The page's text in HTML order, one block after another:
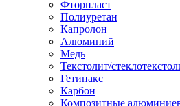
Фторпласт
Полиуретан
Капролон
Алюминий
Медь
Текстолит/
Гетинакс
Карбон
Композитные